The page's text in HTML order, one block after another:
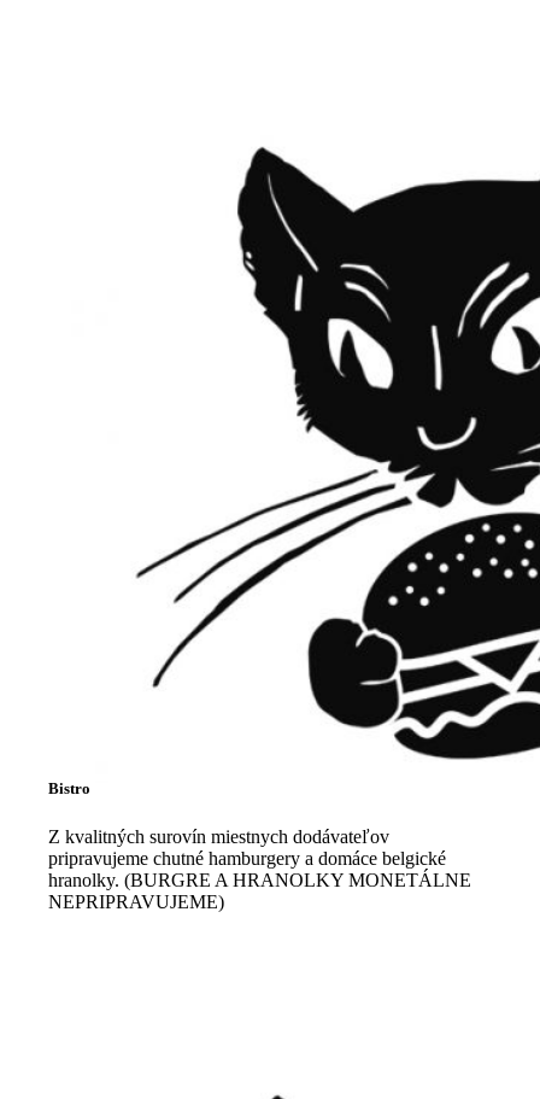
Bistro
Z kvalitných surovín miestnych dodávateľov
pripravujeme chutné hamburgery a domáce belgické
hranolky. (BURGRE A HRANOLKY MONETÁLNE
NEPRIPRAVUJEME)